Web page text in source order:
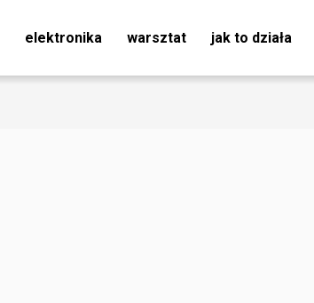
elektronika warsztat jak to działa